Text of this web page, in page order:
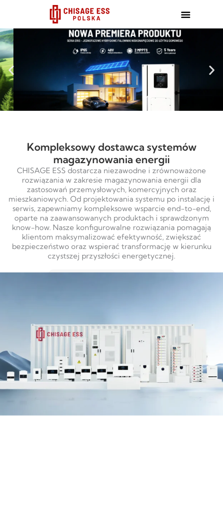
容
Kompleksowy dostawca systemów
magazynowania energii
CHISAGE ESS dostarcza niezawodne i zrównoważone
rozwiązania w zakresie magazynowania energii dla
zastosowań przemysłowych, komercyjnych oraz
mieszkaniowych. Od projektowania systemu po instalację i
serwis, zapewniamy kompleksowe wsparcie end-to-end,
oparte na zaawansowanych produktach i sprawdzonym
know-how. Nasze konfigurowalne rozwiązania pomagają
klientom maksymalizować efektywność, zwiększać
bezpieczeństwo oraz wspierać transformację w kierunku
czystszej przyszłości energetycznej.